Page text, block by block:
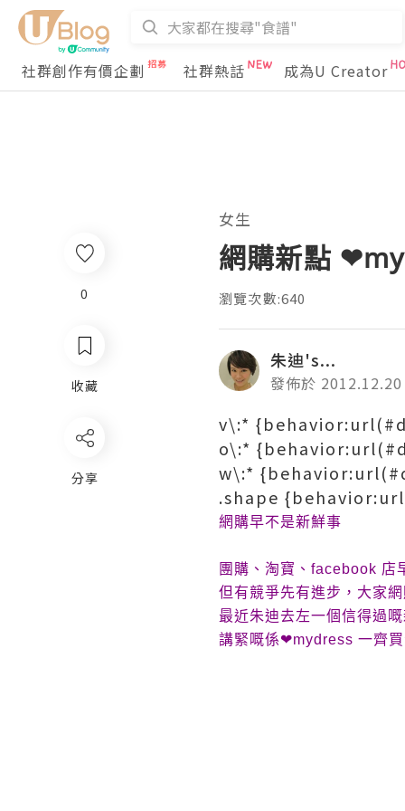
社群創作有價企劃
社群熱話 成為U Creator
0
收藏
分享
女生
網購新點
瀏覽次數:640
朱迪's...
發佈於 2012.12.20
v\:*
o\:*
w\:*
.shape
網購早不是新鮮事
團購、淘寶、 facebook 店
但有競爭先有進步，大家
最近朱迪去左一個信得過
講緊嘅係❤mydress 一齊買